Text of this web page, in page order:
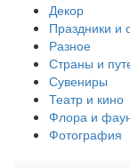
Декор
Праздники и
Разное
Страны и
Сувениры
Театр и кино
Флора и
Фотография